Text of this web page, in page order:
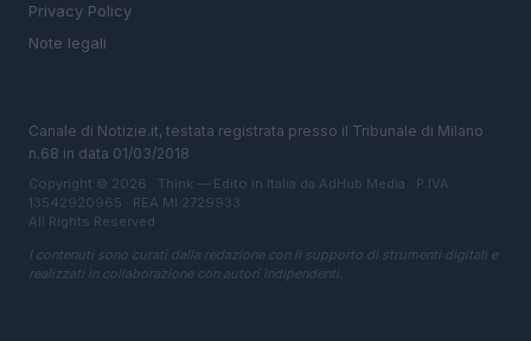
Privacy Policy
Note legali
Canale di Notizie.it, testata registrata presso il Tribunale di Milano
n.68 in data 01/03/2018
Copyright © 2026 · Think — Edito in Italia da AdHub Media · P.IVA
13542920965 · REA MI 2729933
All Rights Reserved
I contenuti sono curati dalla redazione con il supporto di strumenti digitali e
realizzati in collaborazione con autori indipendenti.